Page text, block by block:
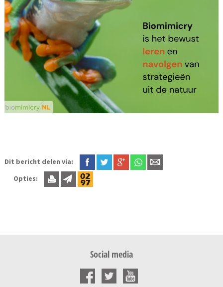
Dit bericht delen via:
Opties:
Social media